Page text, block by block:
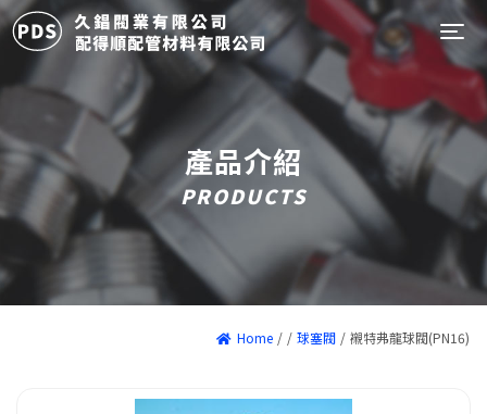
產品介紹
PRODUCTS
Home / / 球塞閥 / 襯特弗龍球閥(PN16)